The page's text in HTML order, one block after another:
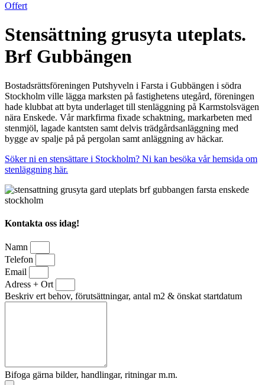
Offert
Stensättning grusyta uteplats.
Brf Gubbängen
Bostadsrättsföreningen Putshyveln i Farsta i Gubbängen i södra
Stockholm ville lägga marksten på fastighetens utegård, föreningen
hade klubbat att byta underlaget till stenläggning på Karmstolsvägen
nära Enskede. Vår markfirma fixade schaktning, markarbeten med
stenmjöl, lagade kantsten samt delvis trädgårdsanläggning med
bygge av spalje på på pergolan samt anläggning av häckar.
Söker ni en stensättare i Stockholm? Ni kan besöka vår hemsida om
stenläggning här.
Kontakta oss idag!
Namn
Telefon
Email
Adress + Ort
Beskriv ert behov, förutsättningar, antal m2 & önskat startdatum
Bifoga gärna bilder, handlingar, ritningar m.m.